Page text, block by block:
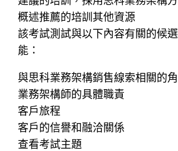
概述推薦的培訓其他資源
該考試測試與以下內容有關的候
能：
與思科業務架構銷售線索相關的
業務架構師的具體職責
客戶旅程
客戶的信譽和融洽關係
查看考試主題